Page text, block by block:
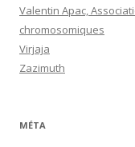
Valentin Apac,
chromosomiques
Virjaja
Zazimuth
MÉTA